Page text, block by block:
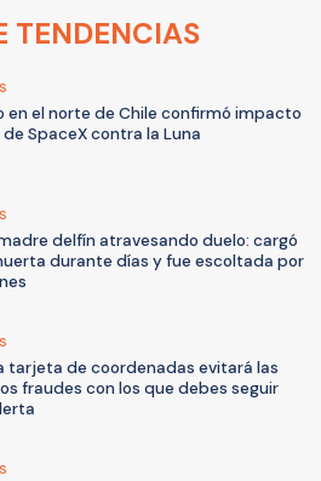
TENDENCIAS
en el norte de Chile confirmó impacto
SpaceX contra la Luna
delfín atravesando duelo: cargó
durante días y fue escoltada por
tarjeta de coordenadas evitará las
fraudes con los que debes seguir